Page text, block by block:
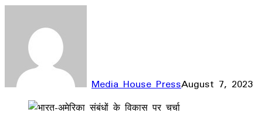
Media House PressAugust 7, 2023
Facebook
LinkedIn
WhatsApp
Telegram